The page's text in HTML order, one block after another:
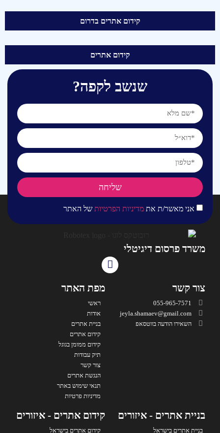
קידום אתרים בדרום
קידום אתרים
שנשב לקפה?
אני מאשר/ת את מדיניות הפרטיות של האתר
שליחה
משרד פרסום דיגיטלי
צור קשר
055-965-7571
jeyla.shamaev@gmail.com
השאירו הודעה בווטסאפ
מפת האתר
ראשי
אודות
בניית אתרים
קידום אתרים
קידום ממומן בגוגל
תיק עבודות
צור קשר
הנגשת אתרים
תנאי שימוש באתר
מדיניות פרטיות
בניית אתרים - איזורים
בניית אתרים בישראל
קידום אתרים - איזורים
קידום אתרים בישראל